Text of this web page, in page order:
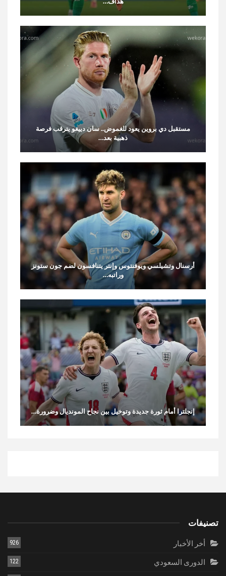
مستقبل دي بروين يعود للغموض.. سان دييغو يترقب فرصة
ذهبية بعد…
أرسنال وتشيلسي ويوفنتوس وإنتر يتنافسون لضم جون ستونز
وراتبه…
إنجلترا أمام ثورة جديدة وتوخيل بين نجاح المونديال وضرورة…
تصنيفات
أخر الأخبار 926
الدورى السعودي 122